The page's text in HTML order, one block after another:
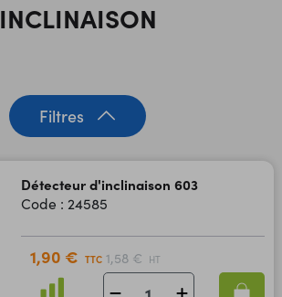
INCLINAISON
Filtres
Détecteur d'inclinaison 603
Code : 24585
1,90 € TTC 1,58 € HT